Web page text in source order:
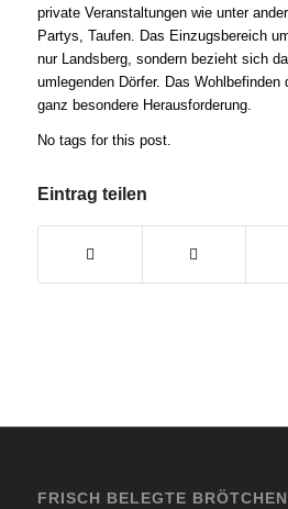
private Veranstaltungen wie unter
Partys, Taufen. Das Einzugsbereich
nur Landsberg, sondern bezieht sich
umlegenden Dörfer. Das Wohlbefinden
ganz besondere Herausforderung.
No tags for this post.
Eintrag teilen
FRISCH BELEGTE BRÖTCHEN